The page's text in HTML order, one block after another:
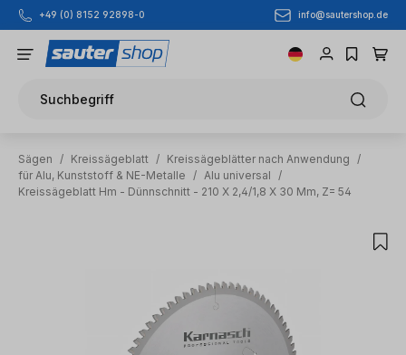
Zum Hauptinhalt springen
+49 (0) 8152 92898-0 info@sautershop.de
Suchbegriff
Sägen / Kreissägeblatt / Kreissägeblätter nach Anwendung
/
für Alu, Kunststoff & NE-Metalle
/ Alu universal
/
Kreissägeblatt Hm - Dünnschnitt - 210 X 2,4/1,8 X 30 Mm, Z= 54